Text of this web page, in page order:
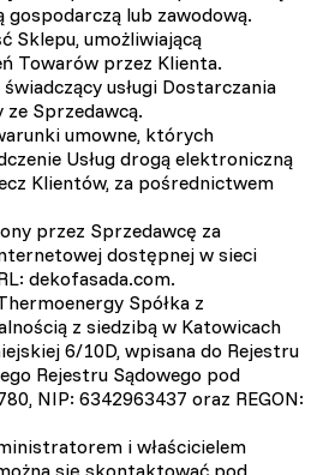
gospodarczą lub zawodową.
Sklepu, umożliwiającą
Towarów przez Klienta.
usługi Dostarczania
ze Sprzedawcą.
umowne, których
Usług drogą elektroniczną
Klientów, za pośrednictwem
przez Sprzedawcę za
dostępnej w sieci
dekofasada.com.
Spółka z
z siedzibą w Katowicach
6/10D, wpisana do Rejestru
Rejestru Sądowego pod
NIP: 6342963437 oraz REGON:
i właścicielem
się skontaktować pod